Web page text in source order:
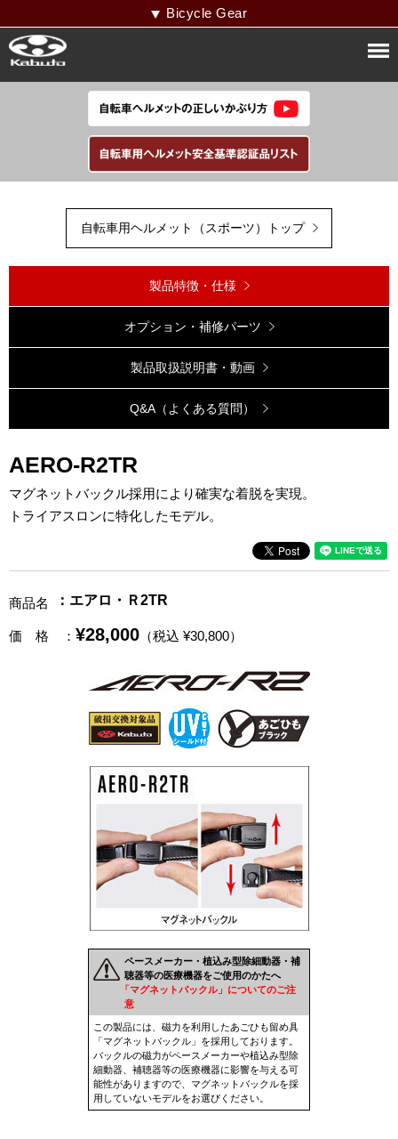
Bicycle Gear
自転車用ヘルメット（スポーツ）トップ
製品特徴・仕様
オプション・補修パーツ
製品取扱説明書・動画
Q&A（よくある質問）
AERO-R2TR
マグネットバックル採用により確実な着脱を実現。
トライアスロンに特化したモデル。
商品名 ：エアロ・Ｒ2TR
価 格 ： ¥28,000 （税込 ¥30,800）
ペースメーカー・植込み型除細動器・補
聴器等の医療機器をご使用のかたへ
「マグネットバックル」についてのご注
意
この製品には、磁力を利用したあごひも留め具
「マグネットバックル」を採用しております。
バックルの磁力がペースメーカーや植込み型除
細動器、補聴器等の医療機器に影響を与える可
能性がありますので、マグネットバックルを採
用していないモデルをお選びください。